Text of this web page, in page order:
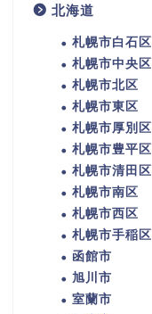
北海道
札幌市白石区
札幌市中央区
札幌市北区
札幌市東区
札幌市厚別区
札幌市豊平区
札幌市清田区
札幌市南区
札幌市西区
札幌市手稲区
函館市
旭川市
室蘭市